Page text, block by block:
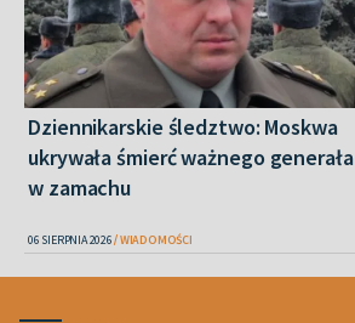
Dziennikarskie śledztwo: Moskwa
ukrywała śmierć ważnego generała
w zamachu
06 SIERPNIA 2026 WIADOMOŚCI